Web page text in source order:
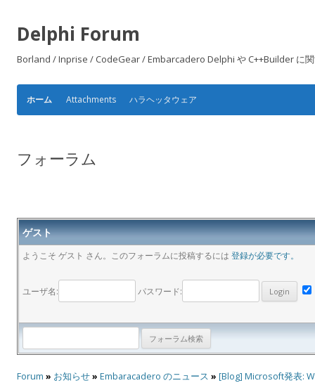
Delphi Forum
Borland / Inprise / CodeGear / Embarcadero Delphi や C++Builder に
ホーム Attachments ハラヘッタウェア
フォーラム
ゲスト
ようこそ ゲスト さん。このフォーラムに投稿するには 登録が必要です。
ユーザ名: パスワード:
Forum » お知らせ» Embaracadero のニュース » [Blog] Microsoft発表: